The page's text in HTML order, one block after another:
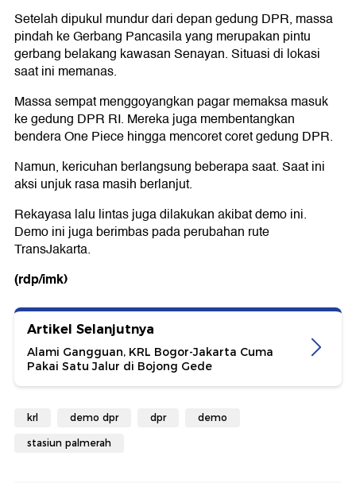
Setelah dipukul mundur dari depan gedung DPR, massa
pindah ke Gerbang Pancasila yang merupakan pintu
gerbang belakang kawasan Senayan. Situasi di lokasi
saat ini memanas.
Massa sempat menggoyangkan pagar memaksa masuk
ke gedung DPR RI. Mereka juga membentangkan
bendera One Piece hingga mencoret coret gedung DPR.
Namun, kericuhan berlangsung beberapa saat. Saat ini
aksi unjuk rasa masih berlanjut.
Rekayasa lalu lintas juga dilakukan akibat demo ini.
Demo ini juga berimbas pada perubahan rute
TransJakarta.
(rdp/imk)
Artikel Selanjutnya
Alami Gangguan, KRL Bogor-Jakarta Cuma
Pakai Satu Jalur di Bojong Gede
krl demo dpr dpr demo
stasiun palmerah